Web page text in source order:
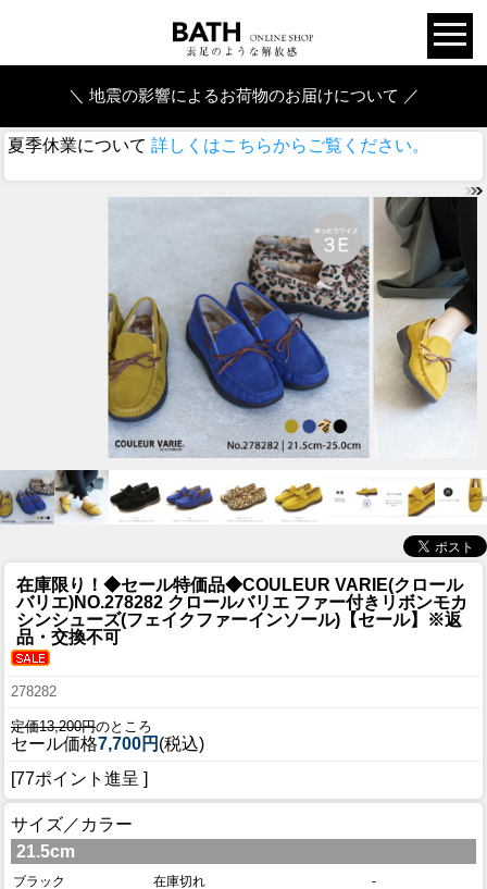
＼ 地震の影響によるお荷物のお届けについて ／
夏季休業について 詳しくはこちらからご覧ください。
在庫限り！◆セール特価品◆COULEUR VARIE(クロール
バリエ)NO.278282 クロールバリエ ファー付きリボンモカ
シンシューズ(フェイクファーインソール)【セール】※返
品・交換不可
278282
定価13,200円のところ
セール価格7,700円 (税込)
[77ポイント進呈 ]
サイズ／カラー
21.5cm
ブラック 在庫切れ -